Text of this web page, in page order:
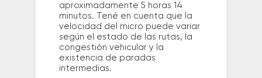
aproximadamente 5 horas 14
minutos. Tené en cuenta que la
velocidad del micro puede variar
según el estado de las rutas, la
congestión vehicular y la
existencia de paradas
intermedias.